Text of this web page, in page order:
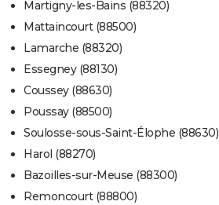
Martigny-les-Bains (88320)
Mattaincourt (88500)
Lamarche (88320)
Essegney (88130)
Coussey (88630)
Poussay (88500)
Soulosse-sous-Saint-Élophe (88630)
Harol (88270)
Bazoilles-sur-Meuse (88300)
Remoncourt (88800)